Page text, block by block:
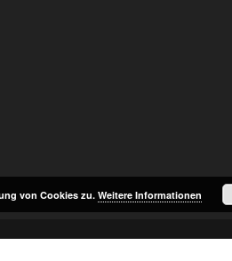
von Cookies zu.Weitere Informationen